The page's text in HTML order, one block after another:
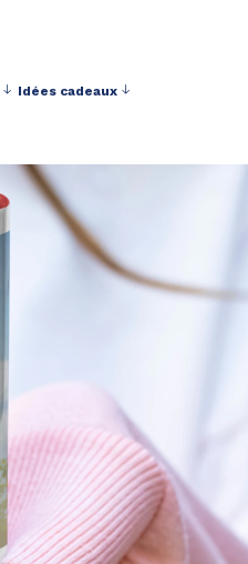
Idées cadeaux